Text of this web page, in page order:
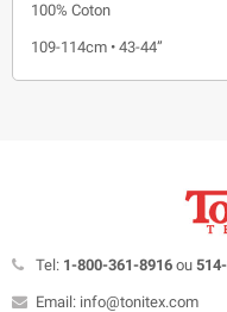
100% Coton
109-114cm • 43-44”
Tel: 1-800-361-8916 ou
Email: info@tonitex.com